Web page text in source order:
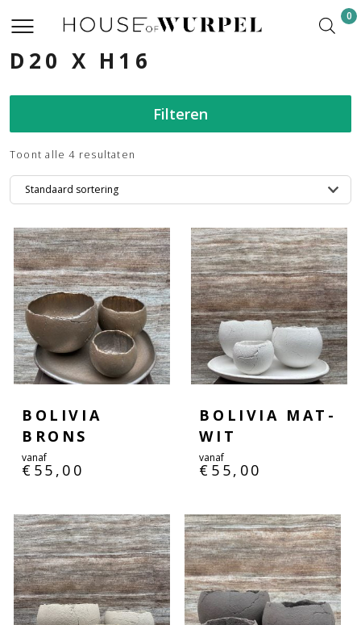
0
D20 X H16
Filteren
Toont alle 4 resultaten
BOLIVIA
BRONS
vanaf
€ 55,00
BOLIVIA MAT-
WIT
vanaf
€ 55,00